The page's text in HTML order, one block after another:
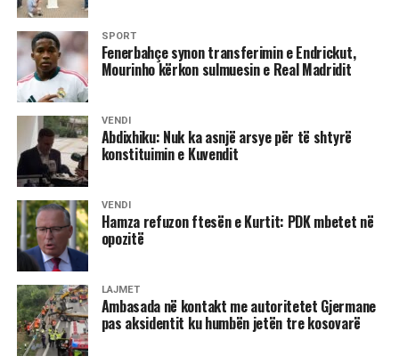
Online/
SPORT
Fenerbahçe synon transferimin e Endrickut,
Mourinho kërkon sulmuesin e Real Madridit
VENDI
Abdixhiku: Nuk ka asnjë arsye për të shtyrë
konstituimin e Kuvendit
VENDI
Hamza refuzon ftesën e Kurtit: PDK mbetet në
opozitë
LAJMET
Ambasada në kontakt me autoritetet Gjermane
pas aksidentit ku humbën jetën tre kosovarë